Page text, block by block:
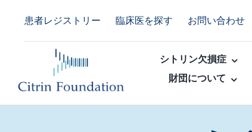
患者レジストリー 臨床医を探す お問い合わせ
シトリン欠損症
財団について